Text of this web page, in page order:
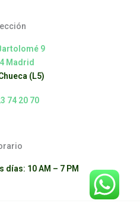
9
Madrid
(L5)
74 20 70
10 AM – 7 PM